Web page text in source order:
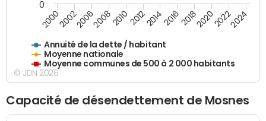
Annuité de la dette / habitant
Moyenne nationale
Moyenne communes de 500 à 2 000 habitants
200020022006200820102012201420162018202020222024
0
© JDN 2026
Capacité de désendettement de Mosnes